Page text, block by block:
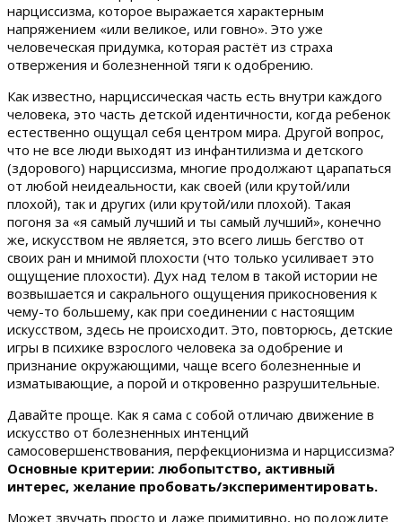
нарциссизма, которое выражается характерным
напряжением «или великое, или говно». Это уже
человеческая придумка, которая растёт из страха
отвержения и болезненной тяги к одобрению.
Как известно, нарциссическая часть есть внутри каждого
человека, это часть детской идентичности, когда ребенок
естественно ощущал себя центром мира. Другой вопрос,
что не все люди выходят из инфантилизма и детского
(здорового) нарциссизма, многие продолжают царапаться
от любой неидеальности, как своей (или крутой/или
плохой), так и других (или крутой/или плохой). Такая
погоня за «я самый лучший и ты самый лучший», конечно
же, искусством не является, это всего лишь бегство от
своих ран и мнимой плохости (что только усиливает это
ощущение плохости). Дух над телом в такой истории не
возвышается и сакрального ощущения прикосновения к
чему-то большему, как при соединении с настоящим
искусством, здесь не происходит. Это, повторюсь, детские
игры в психике взрослого человека за одобрение и
признание окружающими, чаще всего болезненные и
изматывающие, а порой и откровенно разрушительные.
Давайте проще. Как я сама с собой отличаю движение в
искусство от болезненных интенций
самосовершенствования, перфекционизма и нарциссизма?
Основные критерии: любопытство, активный
интерес, желание пробовать/экспериментировать.
Может звучать просто и даже примитивно, но подождите